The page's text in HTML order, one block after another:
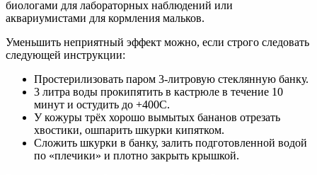
биологами для лабораторных наблюдений или
аквариумистами для кормления мальков.
Уменьшить неприятный эффект можно, если строго следовать
следующей инструкции:
Простерилизовать паром 3-литровую стеклянную банку.
3 литра воды прокипятить в кастрюле в течение 10
минут и остудить до +400С.
У кожуры трёх хорошо вымытых бананов отрезать
хвостики, ошпарить шкурки кипятком.
Сложить шкурки в банку, залить подготовленной водой
по «плечики» и плотно закрыть крышкой.